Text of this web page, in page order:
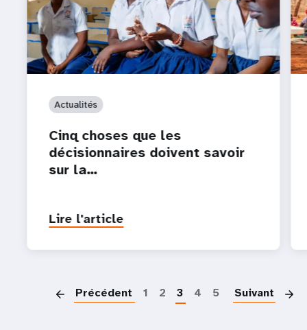
Actualités
Cinq choses que les
décisionnaires doivent savoir
sur la…
Lire l'article
Précédent 1 2 3 4 5 Suivant